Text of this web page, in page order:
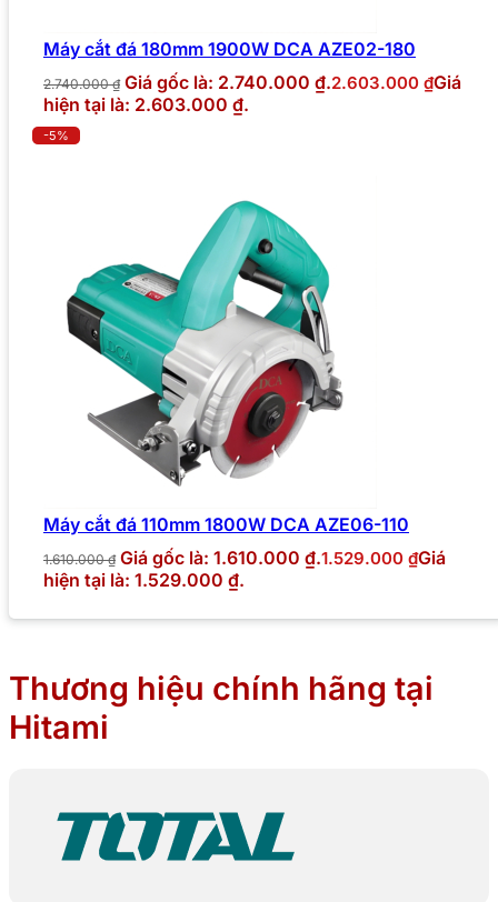
Máy cắt đá 180mm 1900W DCA AZE02-180
2.740.000₫ Giá gốc là: 2.740.000 ₫.2.603.000 ₫Giá
hiện tại là: 2.603.000 ₫.
-5%
Máy cắt đá 110mm 1800W DCA AZE06-110
1.610.000₫ Giá gốc là: 1.610.000 ₫.1.529.000 ₫Giá
hiện tại là: 1.529.000 ₫.
Thương hiệu chính hãng tại
Hitami